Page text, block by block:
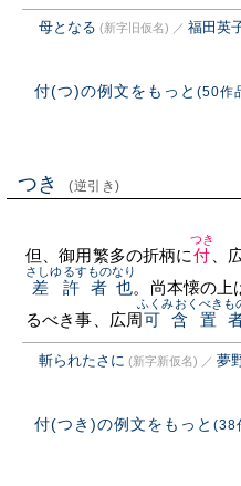
母となる (新字旧仮名) ／ 福田英
付(つ)の例文をもっと (50作
つき (逆引き)
但、御用繁多の折柄に付
つき
、
差許
さしゆるす
者也
ものなり
。尚本懐の上
るべき事、広周可含置
ふくみおくべき も
斬られたさに (新字新仮名) ／ 夢
付(つき)の例文をもっと (38